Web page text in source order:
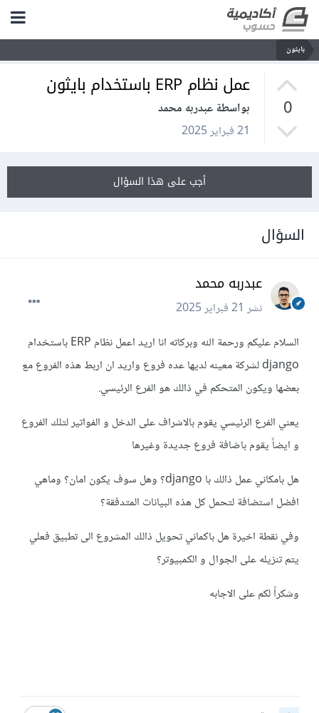
بايثون
0
عمل نظام ERP باستخدام بايثون
بواسطة عبدربه محمد
21 فبراير 2025
أجب على هذا السؤال
السؤال
عبدربه محمد
نشر21 فبراير 2025
السلام عليكم ورحمة الله وبركاته انا اريد اعمل نظام ERP باستخدام
django لشركة معينه لديها عده فروع واريد ان اربط هذه الفروع مع
بعضها ويكون المتحكم في ذالك هو الفرع الرئيسي.
يعني الفرع الرئيسي يقوم بالاشراف على الدخل و الفواتير لتلك الفروع
و ايضاً يقوم باضافة فروع جديدة وغيرها
هل بامكاني عمل ذالك با django؟ وهل سوف يكون امان؟ وماهي
افضل استضافة لتحمل كل هذه البيانات المتدفقة؟
وفي نقطة اخيرة هل باكماني تحويل ذالك المشروع الى تطبيق فعلي
يتم تنزيله على الجوال و الكمبيوتر؟
وشكراً لكم على الاجابه